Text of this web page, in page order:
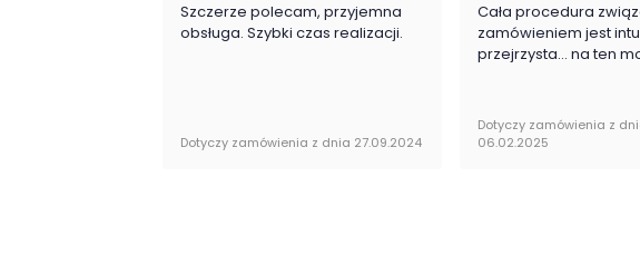
Szczerze polecam, przyjemna
obsługa. Szybki czas realizacji.
Dotyczy zamówienia z dnia 27.09.2024
Cała procedura
zamówieniem jest
przejrzysta... na ten
Dotyczy zamówienia z
06.02.2025